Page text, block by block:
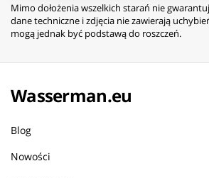
Mimo dołożenia wszelkich starań nie
dane techniczne i zdjęcia nie zawierają
mogą jednak być podstawą do roszczeń.
Wasserman.eu
Blog
Nowości